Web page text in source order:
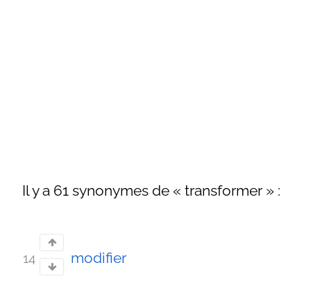
Il y a 61 synonymes de « transformer » :
14 modifier